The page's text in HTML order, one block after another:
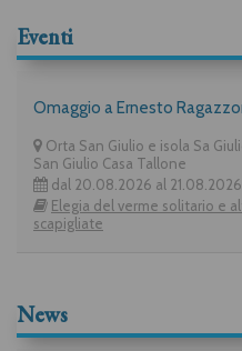
Eventi
Omaggio a Ernesto
Orta San Giulio e isola Sa
San Giulio Casa Tallone
dal 20.08.2026 al 21.08.2026
Elegia del verme solitario e
scapigliate
News